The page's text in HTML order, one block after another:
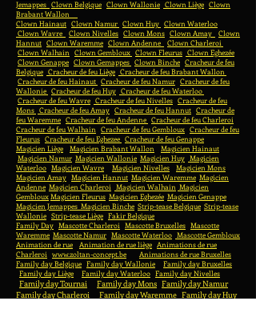
Jemappes Clown Belgique Clown Wallonie Clown Liège Clown
Brabant Wallon
Clown Hainaut Clown Namur Clown Huy Clown Waterloo
Clown Wavre
Clown Nivelles Clown Mons Clown Amay
Clown
Hannut Clown Waremme Clown Andenne
Clown Charleroi
Clown Walhain Clown Gembloux Clown Fleurus Clown Eghezée
Clown Genappe Clown Gemappes Clown Binche Cracheur de feu
Belgique Cracheur de feu Liège Cracheur de feu Brabant Wallon
Cracheur de feu Hainaut Cracheur de feu Namur Cracheur de feu
Wallonie Cracheur de feu Huy Cracheur de feu Waterloo
Cracheur de feu Wavre Cracheur de feu Nivelles Cracheur de feu
Mons Cracheur de feu Amay Cracheur de feu Hannut Cracheur de
feu Waremme Cracheur de feu Andenne Cracheur de feu Charleroi
Cracheur de feu Walhain Cracheur de feu Gembloux Cracheur de feu
Fleurus Cracheur de feu Eghezee Cracheur de feu Genappe
Magicien Liège
Magicien Brabant Wallon
Magicien Hainaut
Magicien Namur Magicien Wallonie Magicien Huy Magicien
Waterloo Magicien Wavre Magicien Nivelles
Magicien Mons
Magicien Amay Magicien Hannut Magicien Waremme Magicien
Andenne Magicien Charleroi Magicien Walhain Magicien
GemblouxMagicien Fleurus Magicien Eghezée Magicien Genappe
Magicien Jemappes Magicien Binche Strip-tease Belgique Strip-tease
Wallonie Strip-tease Liège Fakir Belgique
Family Day Mascotte Charleroi Mascotte Bruxelles Mascotte
Waremme Mascotte Namur Mascotte Waterloo Mascotte Gembloux
Animation de rue
Animation de rue liège Animations de rue
Charleroi www.zoltan-concept.be
Animations de rue Bruxelles
Family day Belgique Family day Wallonie
Family day Bruxelles
Family day Liège
Family day Waterloo Family day Nivelles
Family day Tournai Family day Mons Family day Namur
Family day Charleroi
Family day Waremme Family day Huy